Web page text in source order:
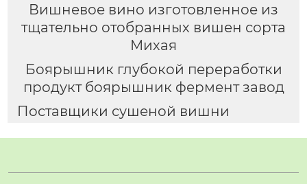
Вишневое вино изготовленное из
тщательно отобранных вишен сорта
Михая
Боярышник глубокой переработки
продукт боярышник фермент завод
Поставщики сушеной вишни